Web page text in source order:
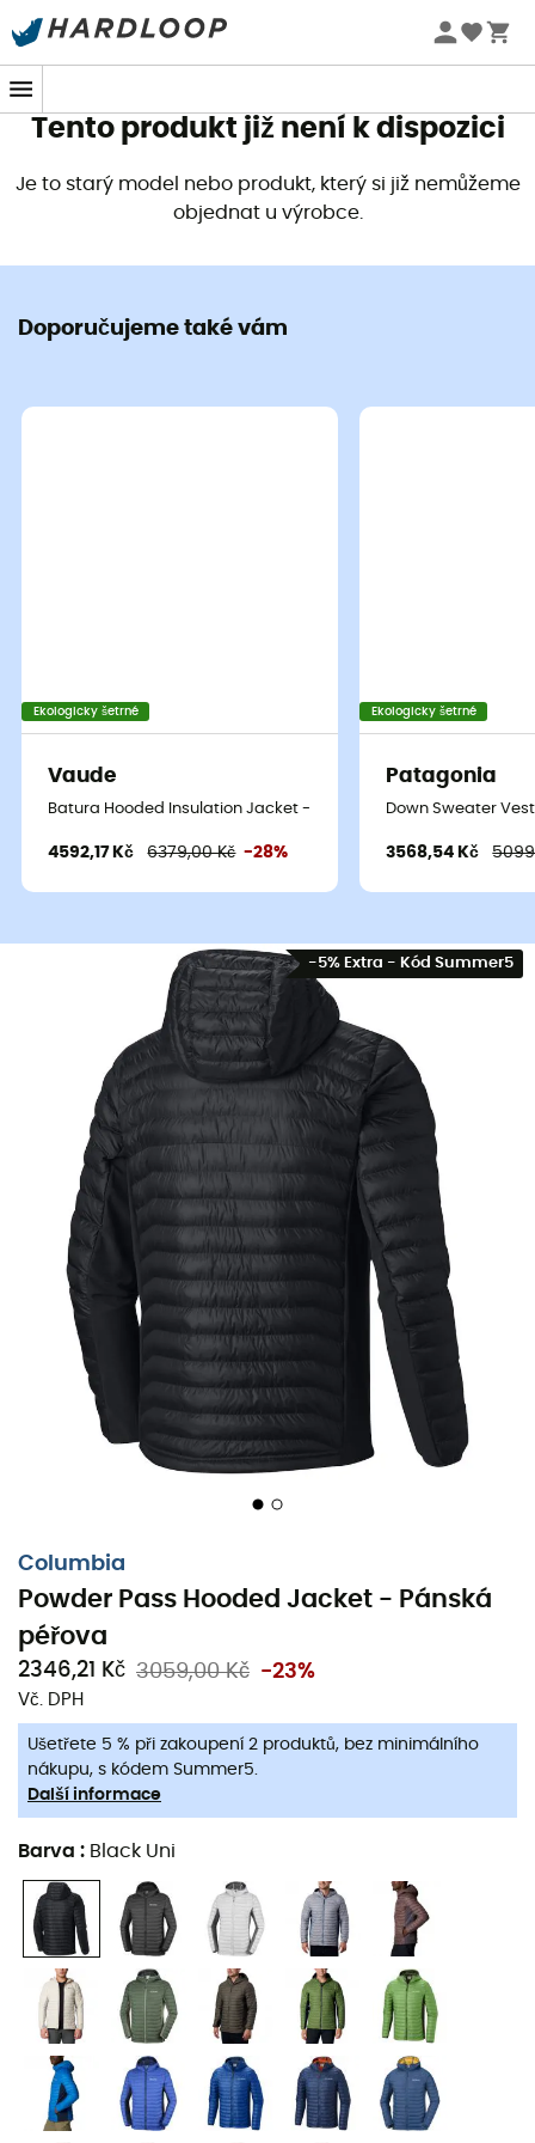
Letní akce 🔥 -5 % EXTRA při nákupu 2 produktů* s kódem
Tento produkt již není k dispozici
Je to starý model nebo produkt, který si již nemůžeme
objednat u výrobce.
Doporučujeme také vám
Ekologicky šetrné
Vaude
Batura Hooded Insulation Jacket - Pánská Péřova
4592,17 Kč 6379,00 Kč -28%
Ekologicky šetrné
Patagonia
Down Sweater
3568,54 Kč
-5% Extra - Kód Summer5
Columbia
Powder Pass Hooded Jacket - Pánská
péřova
2346,21 Kč 3059,00 Kč -23%
Vč. DPH
Ušetřete 5 % při zakoupení 2 produktů, bez minimálního
nákupu, s kódem Summer5.
Další informace
Barva : Black Uni
Péřová Powder Lite Hooded Jacketpro muže
Columbia
je lehká péřová bunda s kapucí, ideální pro
vaše túry
ve středních nadmořských výškách, kde jsou
teploty stále poměrně chladné. Odolná proti vodě a
vybavená termo-odrazovou podšívkou,
Powder Lite
Hooded Jacket
od Columbia vás udrží v teple
dokonalém pohodlí díky použitínylonu Ripstop 20D